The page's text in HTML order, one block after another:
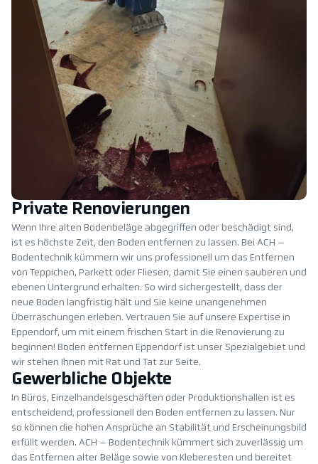
Private Renovierungen
Wenn Ihre alten Bodenbeläge abgegriffen oder beschädigt sind,
ist es höchste Zeit, den Boden entfernen zu lassen. Bei ACH –
Bodentechnik kümmern wir uns professionell um das Entfernen
von Teppichen, Parkett oder Fliesen, damit Sie einen sauberen und
ebenen Untergrund erhalten. So wird sichergestellt, dass der
neue Boden langfristig hält und Sie keine unangenehmen
Überraschungen erleben. Vertrauen Sie auf unsere Expertise in
Eppendorf, um mit einem frischen Start in die Renovierung zu
beginnen! Boden entfernen Eppendorf ist unser Spezialgebiet und
wir stehen Ihnen mit Rat und Tat zur Seite.
Gewerbliche Objekte
In Büros, Einzelhandelsgeschäften oder Produktionshallen ist es
entscheidend, professionell den Boden entfernen zu lassen. Nur
so können die hohen Ansprüche an Stabilität und Erscheinungsbild
erfüllt werden. ACH – Bodentechnik kümmert sich zuverlässig um
das Entfernen alter Beläge sowie von Kleberesten und bereitet